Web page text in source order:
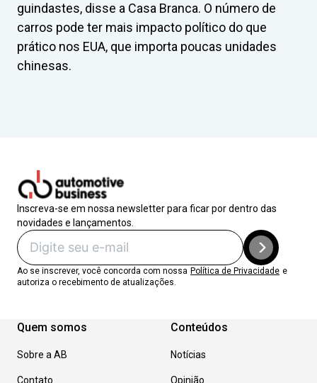
guindastes, disse a Casa Branca. O número de
carros pode ter mais impacto político do que
prático nos EUA, que importa poucas unidades
chinesas.
Inscreva-se em nossa newsletter para ficar por dentro das
novidades e lançamentos.
Ao se inscrever, você concorda com nossa Política de Privacidade e
autoriza o recebimento de atualizações.
Quem somos
Sobre a AB
Contato
Conteúdos
Notícias
Opinião